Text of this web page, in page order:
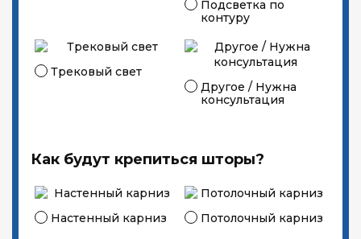
Подсветка по
контуру
Трековый свет
Другое / Нужна
консультация
Как будут крепиться шторы?
Настенный карниз Потолочный карниз